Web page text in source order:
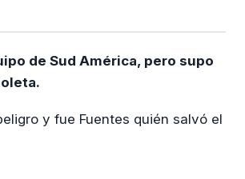
de Sud América, pero supo
y fue Fuentes quién salvó el